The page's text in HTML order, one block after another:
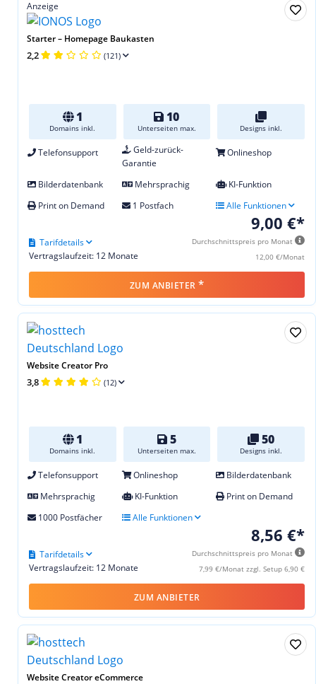
Anzeige
Starter – Homepage Baukasten
2,2 (121)
1
Domains inkl.
10
Unterseiten max. Designs inkl.
Telefonsupport
Geld-zurück-
Garantie
Onlineshop
Bilderdatenbank Mehrsprachig
KI-Funktion
Print on Demand
1 Postfach Alle Funktionen
9,00 €*
Durchschnittspreis pro Monat
12,00 €/Monat
Vertragslaufzeit: 12 Monate
Tarifdetails
ZUM ANBIETER *
Website Creator Pro
3,8 (12)
1
Domains inkl.
5
Unterseiten max.
50
Designs inkl.
Telefonsupport Onlineshop
Bilderdatenbank
Mehrsprachig
KI-Funktion
Print on Demand
1000 Postfächer
Alle Funktionen
8,56 €*
Durchschnittspreis pro Monat
7,99 €/Monat zzgl. Setup 6,90 €
Vertragslaufzeit: 12 Monate
Tarifdetails
ZUM ANBIETER
Website Creator eCommerce